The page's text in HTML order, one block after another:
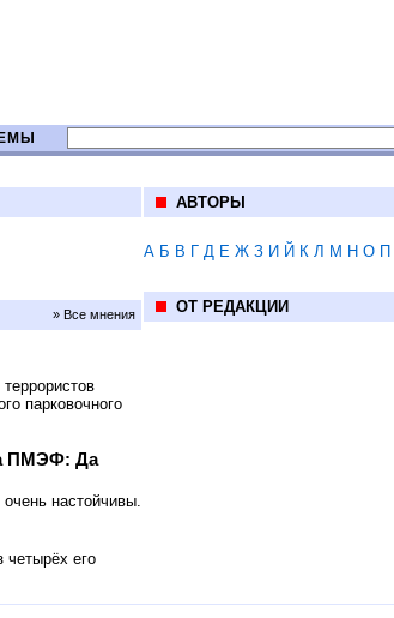
» Все мнения
парковочного
ПМЭФ: Да
настойчивы.
четырёх его
АВТОРЫ
А Б В Г Д Е Ж З И Й К Л М Н О П
ОТ РЕДАКЦИИ